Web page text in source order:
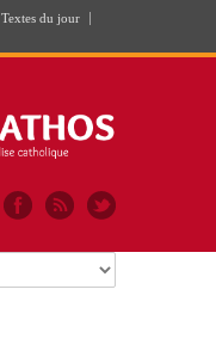
Textes du jour